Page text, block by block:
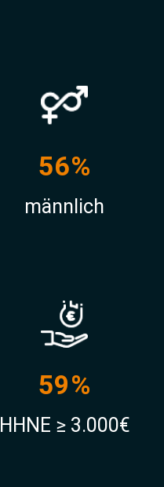
56%
männlich
59%
HHNE ≥ 3.000€